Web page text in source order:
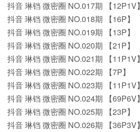
抖音 琳铛 微密圈 NO.017期 【12P1V】
抖音 琳铛 微密圈 NO.018期 【16P】
抖音 琳铛 微密圈 NO.019期 【13P】
抖音 琳铛 微密圈 NO.020期 【21P】
抖音 琳铛 微密圈 NO.021期 【11P1V】
抖音 琳铛 微密圈 NO.022期 【7P】
抖音 琳铛 微密圈 NO.023期 【11P1V】
抖音 琳铛 微密圈 NO.024期 【69P6V】
抖音 琳铛 微密圈 NO.025期 【23P】
抖音 琳铛 微密圈 NO.026期 【36P3V】